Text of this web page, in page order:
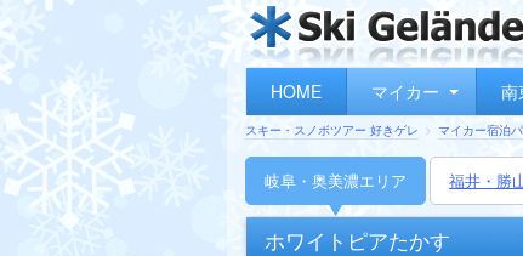
HOME マイカー 南
スキー・スノボツアー 好きゲレ マイカー宿泊
岐阜・奥美濃エリア 福井・勝
ホワイトピアたかす